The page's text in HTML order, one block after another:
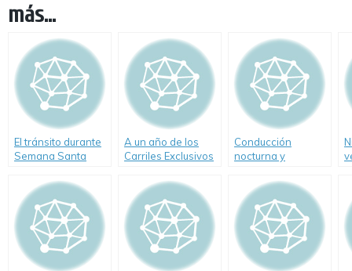
más...
El tránsito durante
Semana Santa
A un año de los
Carriles Exclusivos
Conducción
nocturna y